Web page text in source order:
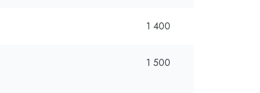
1 400
1 500